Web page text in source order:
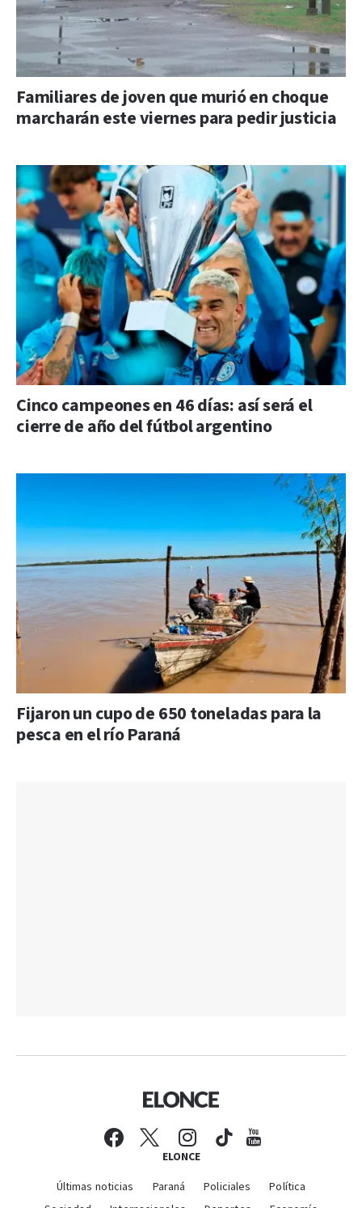
Familiares de joven que murió en choque
marcharán este viernes para pedir justicia
Cinco campeones en 46 días: así será el
cierre de año del fútbol argentino
Fijaron un cupo de 650 toneladas para la
pesca en el río Paraná
ELONCE
Últimas noticias Paraná Policiales
Política